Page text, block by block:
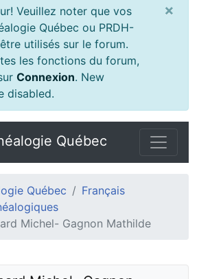
Veuillez noter que vos
Québec ou PRDH-
utilisés sur le forum.
les fonctions du forum,
Connexion. New
disabled.
×
Québec
Québec
Français
Michel- Gagnon Mathilde